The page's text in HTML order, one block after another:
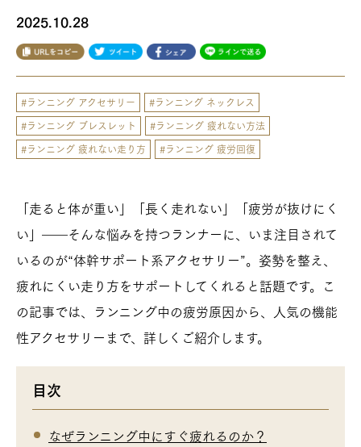
2025.10.28
#ランニング アクセサリー
#ランニング ネックレス
#ランニング ブレスレット
#ランニング 疲れない方法
#ランニング 疲れない走り方
#ランニング 疲労回復
「走ると体が重い」「長く走れない」「疲労が抜けにく
い」――そんな悩みを持つランナーに、いま注目されて
いるのが“体幹サポート系アクセサリー”。姿勢を整え、
疲れにくい走り方をサポートしてくれると話題です。こ
の記事では、ランニング中の疲労原因から、人気の機能
性アクセサリーまで、詳しくご紹介します。
目次
なぜランニング中にすぐ疲れるのか？